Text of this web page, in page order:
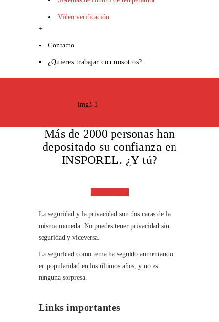
Vídeo verificación
+
Contacto
¿Quieres trabajar con nosotros?
img3-1
Más de 2000 personas han
depositado su confianza en
INSPOREL. ¿Y tú?
La seguridad y la privacidad son dos caras de la
misma moneda. No puedes tener privacidad sin
seguridad y viceversa.
La seguridad como tema ha seguido aumentando
en popularidad en los últimos años, y no es
ninguna sorpresa.
Links importantes